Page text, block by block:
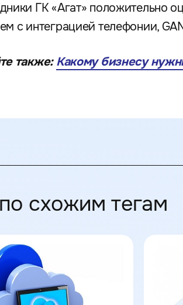
ГК «Агат» положительно
с интеграцией телефонии,
также:Какому бизнесу
схожим тегам